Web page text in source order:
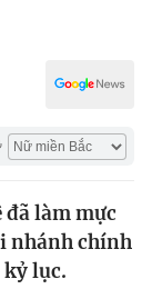
làm mực
nhánh chính
kỷ lục.